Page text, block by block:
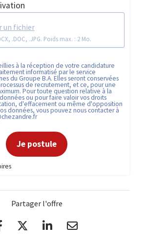
un fichier
.PDF, .DOCX, .DOC, .JPG. Poids max. : 2 Mo.
à la réception de votre candidature
informatisé par le service
du Groupe B.A. Elles seront conservées
de recrutement, et ce, pour une
Pour toute question relative à la
ou pour faire valoir vos droits
d'effacement ou même d'opposition
données, vous pouvez nous contacter à
Je postule
Partager l'offre